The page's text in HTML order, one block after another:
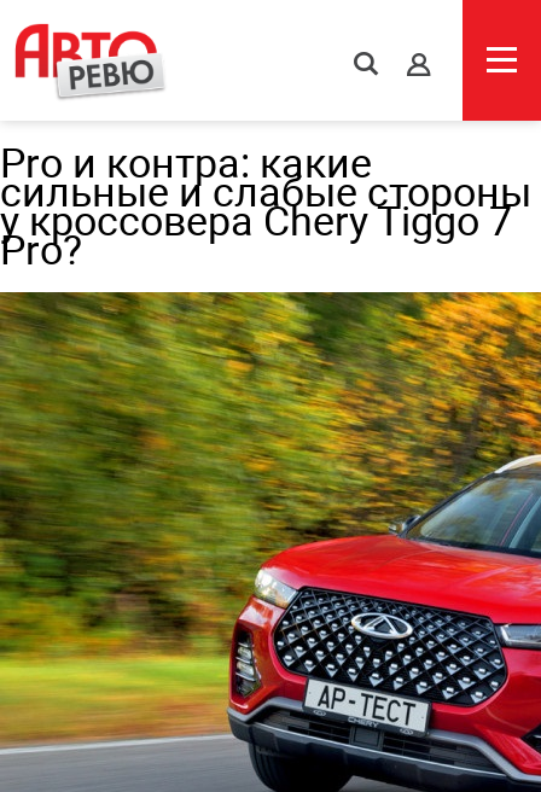
s
Pro и контра: какие
сильные и слабые стороны
у кроссовера Chery Tiggo 7
Pro?